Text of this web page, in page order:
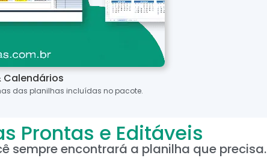
Calendários
das planilhas incluídas no pacote.
Prontas e Editáveis
sempre encontrará a planilha que precisa.